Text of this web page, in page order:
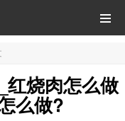
红烧肉怎么做
么做?